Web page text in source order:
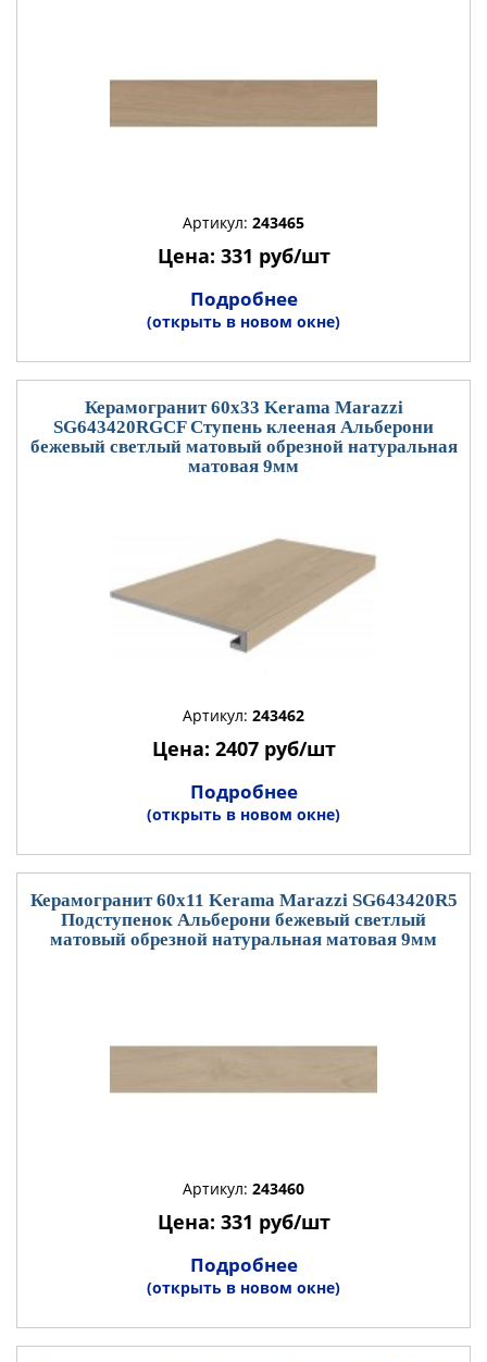
Артикул: 243465
Цена: 331 руб/шт
Подробнее
(открыть в новом окне)
Керамогранит 60x33 Kerama Marazzi
SG643420RGCF Ступень клееная Альберони
бежевый светлый матовый обрезной натуральная
матовая 9мм
Артикул: 243462
Цена: 2407 руб/шт
Подробнее
(открыть в новом окне)
Керамогранит 60x11 Kerama Marazzi SG643420R5
Подступенок Альберони бежевый светлый
матовый обрезной натуральная матовая 9мм
Артикул: 243460
Цена: 331 руб/шт
Подробнее
(открыть в новом окне)